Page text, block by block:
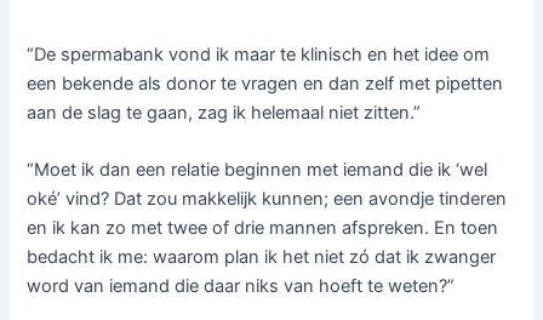
“De spermabank vond ik maar te klinisch en het idee om
een bekende als donor te vragen en dan zelf met pipetten
aan de slag te gaan, zag ik helemaal niet zitten.”
“Moet ik dan een relatie beginnen met iemand die ik ‘wel
oké’ vind? Dat zou makkelijk kunnen; een avondje tinderen
en ik kan zo met twee of drie mannen afspreken. En toen
bedacht ik me: waarom plan ik het niet zó dat ik zwanger
word van iemand die daar niks van hoeft te weten?”